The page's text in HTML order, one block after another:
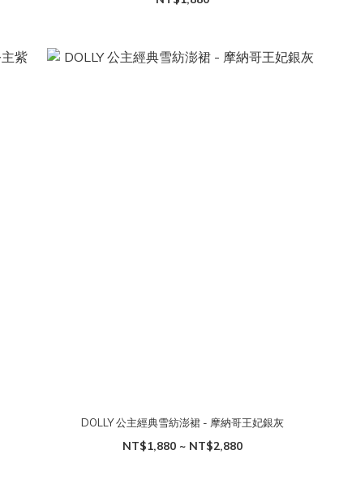
DOLLY 公主經典雪紡澎裙 - 摩納哥王妃銀灰
NT$1,880 ~ NT$2,880